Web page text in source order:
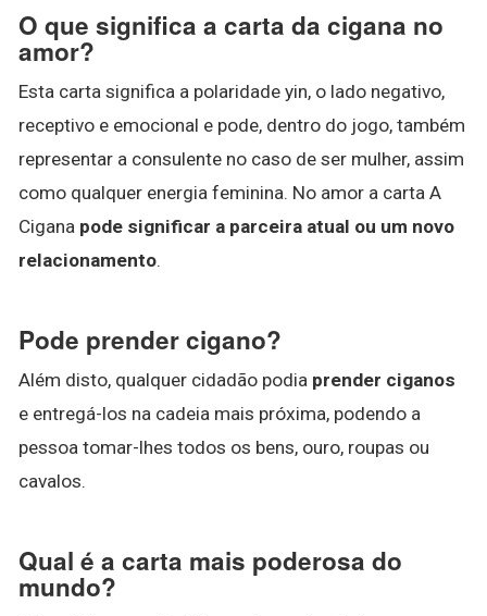
O que significa a carta da cigana no
amor?
Esta carta significa a polaridade yin, o lado negativo,
receptivo e emocional e pode, dentro do jogo, também
representar a consulente no caso de ser mulher, assim
como qualquer energia feminina. No amor a carta A
Cigana pode significar a parceira atual ou um novo
relacionamento.
Pode prender cigano?
Além disto, qualquer cidadão podia prender ciganos
e entregá-los na cadeia mais próxima, podendo a
pessoa tomar-lhes todos os bens, ouro, roupas ou
cavalos.
Qual é a carta mais poderosa do
mundo?